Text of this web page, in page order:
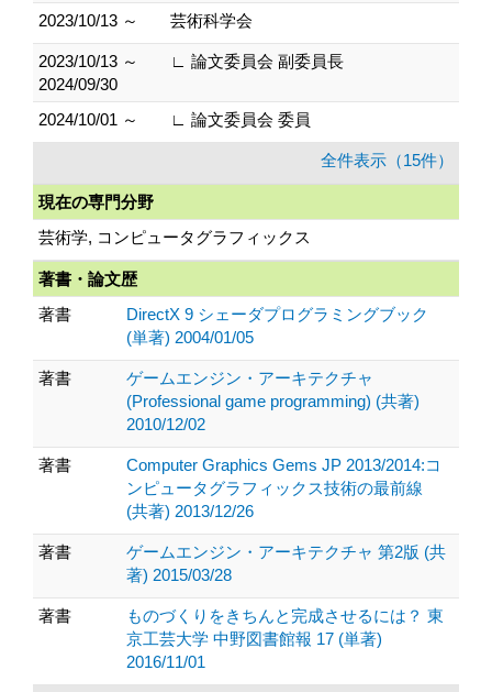
2023/10/13 ～ 芸術科学会
2023/10/13 ～
2024/09/30
∟ 論文委員会 副委員長
2024/10/01 ～ ∟ 論文委員会 委員
全件表示（15件）
現在の専門分野
芸術学, コンピュータグラフィックス
著書・論文歴
著書
DirectX 9 シェーダプログラミングブック
(単著) 2004/01/05
著書
ゲームエンジン・アーキテクチャ
(Professional game programming) (共著)
2010/12/02
著書
Computer Graphics Gems JP 2013/2014:コ
ンピュータグラフィックス技術の最前線
(共著) 2013/12/26
著書
ゲームエンジン・アーキテクチャ 第2版 (共
著) 2015/03/28
著書
ものづくりをきちんと完成させるには？ 東
京工芸大学 中野図書館報 17 (単著)
2016/11/01